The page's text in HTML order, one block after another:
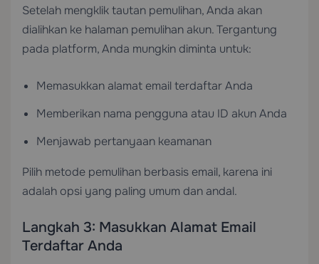
Setelah mengklik tautan pemulihan, Anda akan
dialihkan ke halaman pemulihan akun. Tergantung
pada platform, Anda mungkin diminta untuk:
Memasukkan alamat email terdaftar Anda
Memberikan nama pengguna atau ID akun Anda
Menjawab pertanyaan keamanan
Pilih metode pemulihan berbasis email, karena ini
adalah opsi yang paling umum dan andal.
Langkah 3: Masukkan Alamat Email
Terdaftar Anda